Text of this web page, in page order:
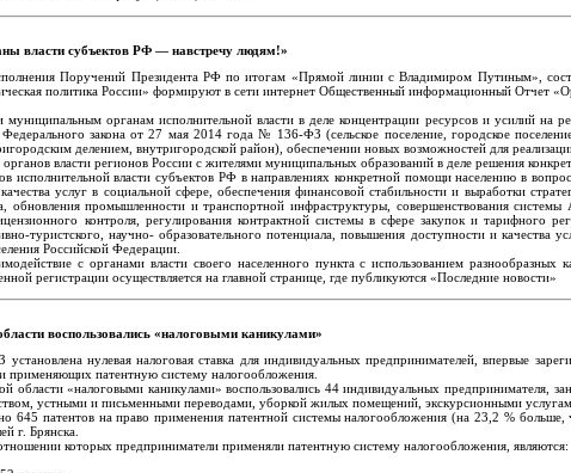
власти субъектов РФ — навстречу людям!»
Поручений Президента РФ по итогам «Прямой линии с Владимиром Путиным»,
политика России» формируют в сети интернет Общественный информационный Отчет
органам исполнительной власти в деле концентрации ресурсов и усилий
закона от 27 мая 2014 года № 136-ФЗ (сельское поселение, городское
делением, внутригородской район), обеспечении новых возможностей для
власти регионов России с жителями муниципальных образований в деле решения
исполнительной власти субъектов РФ в направлениях конкретной помощи населению в
услуг в социальной сфере, обеспечения финансовой стабильности и выработки
обновления промышленности и транспортной инфраструктуры, совершенствования
контроля, регулирования контрактной системы в сфере закупок и тарифного
туристского, научно- образовательного потенциала, повышения доступности и
Российской Федерации.
с органами власти своего населенного пункта с использованием
регистрации осуществляется на главной странице, где публикуются «Последние новости»
воспользовались «налоговыми каникулами»
нулевая налоговая ставка для индивидуальных предпринимателей, впервые
применяющих патентную систему налогообложения.
области «налоговыми каникулами» воспользовались 44 индивидуальных
устными и письменными переводами, уборкой жилых помещений, экскурсионными
645 патентов на право применения патентной системы налогообложения (на 23,2 %
г. Брянска.
которых предприниматели применяли патентную систему налогообложения, являются: